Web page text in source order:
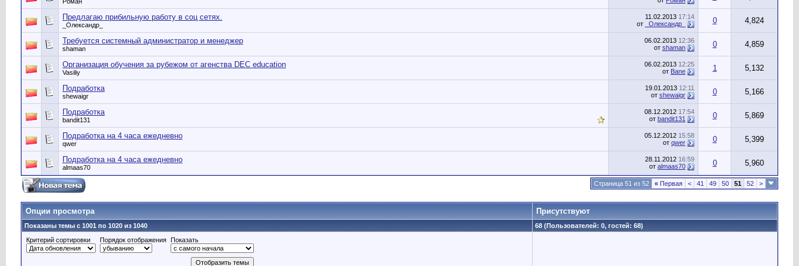
Предлагаю прибильную работу в соц сетях.
_Олександр_
11.02.2013 17:14
от
_Олександр_ 0 4,824
Требуется системный администратор и менеджер
shaman
06.02.2013 12:36
от shaman 0 4,859
Организация обучения за рубежом от агенства DEC education
Vasiliy
06.02.2013 12:25
от Bane 1 5,132
Подработка
shewaigr
19.01.2013 12:11
от shewaigr 0 5,166
Подработка
bandit131
08.12.2012 17:54
от bandit131 0 5,869
Подработка на 4 часа ежедневно
qwer
05.12.2012 15:58
от qwer 0 5,399
Подработка на 4 часа ежедневно
almaas70
28.11.2012 16:59
от almaas70 0 5,960
Страница 51 из 52 « Первая < 41 49 50 51 52 >
Опции просмотра Присутствуют
Показаны темы с 1001 по 1020 из 1040
68 (Пользователей: 0, гостей: 68)
Критерий сортировки
Порядок отображения Показать